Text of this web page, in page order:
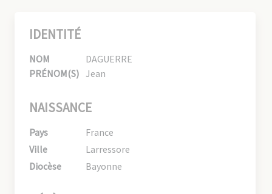
IDENTITÉ
NOM
DAGUERRE
PRÉNOM(S) Jean
NAISSANCE
Pays
France
Ville
Larressore
Diocèse
Bayonne